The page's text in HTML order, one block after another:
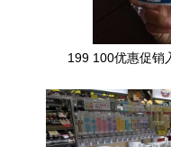
199 100优惠促销